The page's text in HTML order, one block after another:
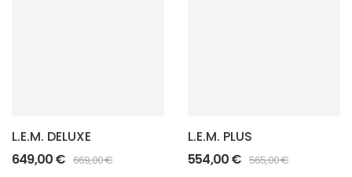
L.E.M. DELUXE
649,00€ 669,00€
L.E.M. PLUS
554,00€ 565,00€